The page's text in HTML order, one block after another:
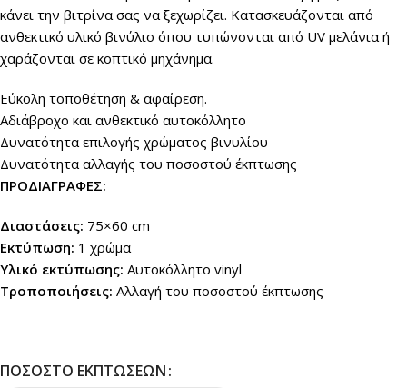
κάνει την βιτρίνα σας να ξεχωρίζει. Κατασκευάζονται από
ανθεκτικό υλικό βινύλιο όπου τυπώνονται από UV μελάνια ή
χαράζονται σε κοπτικό μηχάνημα.
Εύκολη τοποθέτηση & αφαίρεση.
Αδιάβροχο και ανθεκτικό αυτοκόλλητο
Δυνατότητα επιλογής χρώματος βινυλίου
Δυνατότητα αλλαγής του ποσοστού έκπτωσης
ΠΡΟΔΙΑΓΡΑΦΕΣ:
Διαστάσεις: 75×60 cm
Εκτύπωση: 1 χρώμα
Υλικό εκτύπωσης: Αυτοκόλλητο vinyl
Τροποποιήσεις: Αλλαγή του ποσοστού έκπτωσης
ΠΟΣΟΣΤΌ ΕΚΠΤΏΣΕΩΝ